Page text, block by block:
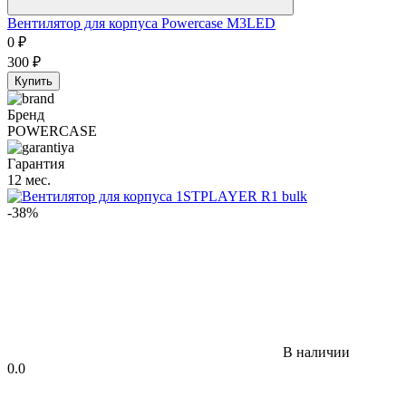
Вентилятор для корпуса Powercase M3LED
0 ₽
300 ₽
Купить
Бренд
POWERCASE
Гарантия
12 мес.
-38%
В наличии
0.0